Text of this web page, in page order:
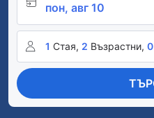
пон, авг 10
1 Стая, 2 Възрастни, 0